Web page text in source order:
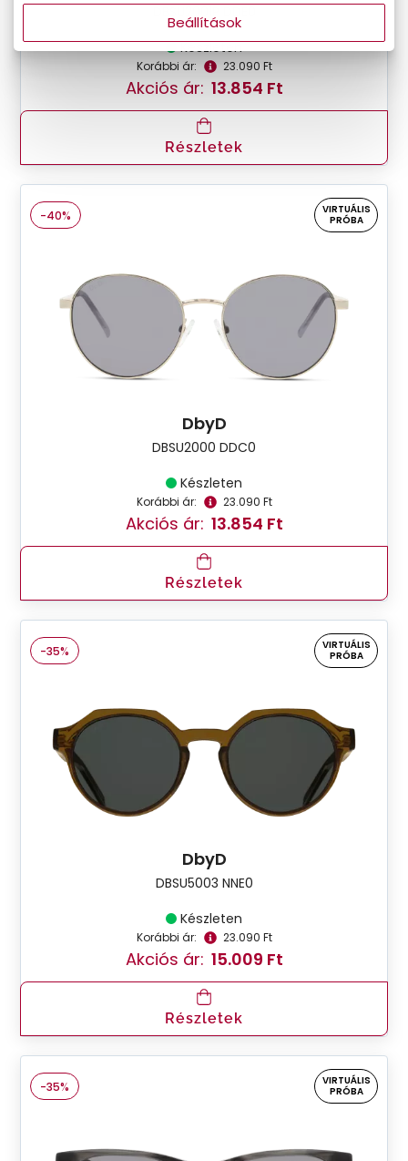
DBSU2001P DDE0
Készleten
Korábbi ár: 23.090 Ft
Akciós ár: 13.854 Ft
Részletek
-40%
VIRTUÁLIS
PRÓBA
DbyD
DBSU2000 DDC0
Készleten
Korábbi ár: 23.090 Ft
Akciós ár: 13.854 Ft
Részletek
-35%
VIRTUÁLIS
PRÓBA
DbyD
DBSU5003 NNE0
Készleten
Korábbi ár: 23.090 Ft
Akciós ár: 15.009 Ft
Részletek
-35%
VIRTUÁLIS
PRÓBA
Beállítások